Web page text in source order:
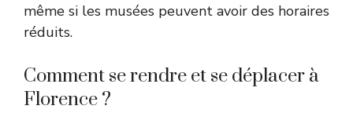
même si les musées peuvent avoir des horaires
réduits.
Comment se rendre et se déplacer à
Florence ?